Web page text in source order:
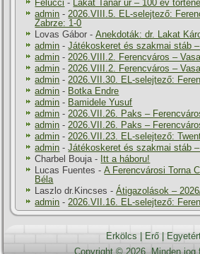
Felucci - Lakat Tanár úr – 100 év
admin -2026.VIII.5. EL-selejtező:
Zabrze: 1-0
Lovas Gábor -Anekdoták: dr. Lakat
admin -Játékoskeret és szakmai stáb
admin -2026.VIII.2. Ferencváros –
admin -2026.VIII.2. Ferencváros –
admin -2026.VII.30. EL-selejtező:
admin - Botka Endre
admin - Bamidele Yusuf
admin -2026.VII.26. Paks –
admin -2026.VII.26. Paks –
admin -2026.VII.23. EL-selejtező:
admin -Játékoskeret és szakmai stáb
Charbel Bouja- Itt a háboru!
Lucas Fuentes -A Ferencvárosi Torna
Béla
Laszlo dr.Kincses -Átigazolások –
admin -2026.VII.16. EL-selejtező:
Erkölcs Erő|
Copyright © 2026. Minden jog